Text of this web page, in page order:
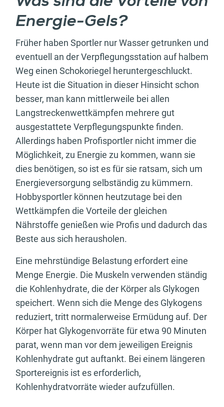
Energie-Gels?
Früher haben Sportler nur Wasser getrunken und
eventuell an der Verpflegungsstation auf halbem
Weg einen Schokoriegel heruntergeschluckt.
Heute ist die Situation in dieser Hinsicht schon
besser, man kann mittlerweile bei allen
Langstreckenwettkämpfen mehrere gut
ausgestattete Verpflegungspunkte finden.
Allerdings haben Profisportler nicht immer die
Möglichkeit, zu Energie zu kommen, wann sie
dies benötigen, so ist es für sie ratsam, sich um
Energieversorgung selbständig zu kümmern.
Hobbysportler können heutzutage bei den
Wettkämpfen die Vorteile der gleichen
Nährstoffe genießen wie Profis und dadurch das
Beste aus sich herausholen.
Eine mehrstündige Belastung erfordert eine
Menge Energie. Die Muskeln verwenden ständig
die Kohlenhydrate, die der Körper als Glykogen
speichert. Wenn sich die Menge des Glykogens
reduziert, tritt normalerweise Ermüdung auf. Der
Körper hat Glykogenvorräte für etwa 90 Minuten
parat, wenn man vor dem jeweiligen Ereignis
Kohlenhydrate gut auftankt. Bei einem längeren
Sportereignis ist es erforderlich,
Kohlenhydratvorräte wieder aufzufüllen.